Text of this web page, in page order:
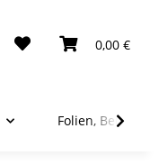
0,00 €
Folien, Beutel